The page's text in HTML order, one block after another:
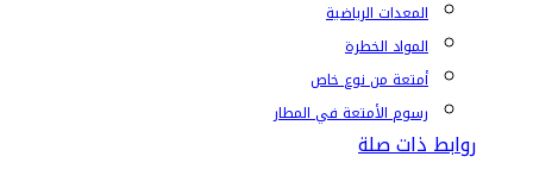
المعدات الرياضية
المواد الخطرة
أمتعة من نوع خاص
رسوم الأمتعة في المطار
روابط ذات صلة